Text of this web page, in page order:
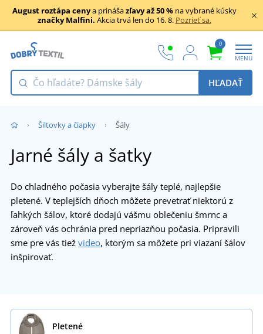
August roztápa cenya prinášazľavy až 50 %na vybrané kúsky
značky Malfini. Akcia trvá len do 16. 8. Pozrieť sa.
0
MENU
HĽADAŤ
Šiltovky a čiapky Šály
Jarné šály a šatky
Do chladného počasia vyberajte šály teplé, najlepšie
pletené. V teplejších dňoch môžete prevetrať niektorú z
ľahkých šálov, ktoré dodajú vášmu oblečeniu šmrnc a
zároveň vás ochránia pred nepriazňou počasia. Pripravili
sme pre vás tiež video, ktorým sa môžete pri viazaní šálov
inšpirovať.
Pletené